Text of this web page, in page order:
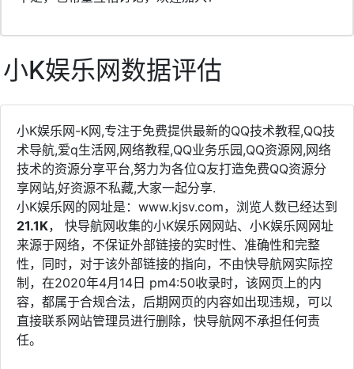
小K娱乐网数据评估
小K娱乐网-K网,专注于免费提供最新的QQ技术教程,QQ技
术导航,爱q生活网,网络教程,QQ业务乐园,QQ资源网,网络
技术的资源分享平台,努力为各位Q友打造免费QQ资源分
享网站,好资源不私藏,大家一起分享.
小K娱乐网的网址是：www.kjsv.com，浏览人数已经达到
21.1K， 快导航网收集的小K娱乐网网站、小K娱乐网网址
来源于网络，不保证外部链接的实时性、准确性和完整
性，同时，对于该外部链接的指向，不由快导航网实际控
制，在2020年4月14日 pm4:50收录时，该网页上的内
容，都属于合规合法，后期网页的内容如出现违规，可以
直接联系网站管理员进行删除，快导航网不承担任何责
任。